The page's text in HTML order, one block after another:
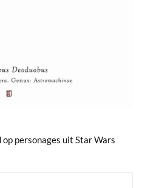
personages uit Star Wars